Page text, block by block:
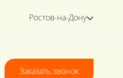
Ростов-на-Дону
Заказать звонок